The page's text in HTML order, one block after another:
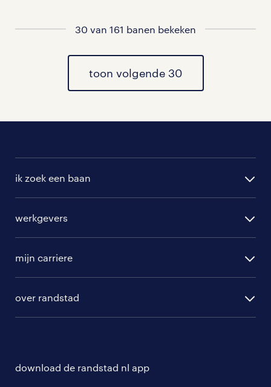
vacatures in Oud Alblas
vacatures in Bleskensgraaf ca
vacatures in Goudriaan
30 van 161 banen bekeken
toon volgende 30
ik zoek een baan
randstad professional
randstad digital
werkgevers
hr-diensten
branches
tarieven
mijn carriere
over randstad
download de randstad nl app